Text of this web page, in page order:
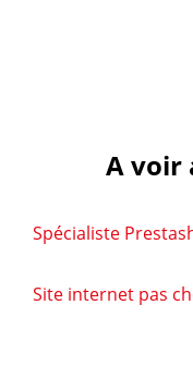
A voir
Spécialiste
Site internet pas